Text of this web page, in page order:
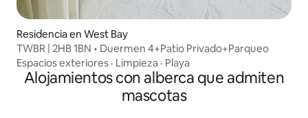
Residencia en West Bay
TWBR | 2HB 1BN • Duermen 4+Patio Privado+Parqueo
Espacios exteriores · Limpieza · Playa
Alojamientos con alberca que admiten
mascotas